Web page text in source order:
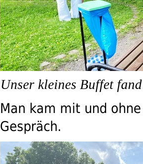
Unser kleines Buffet
Man kam mit und
Gespräch.